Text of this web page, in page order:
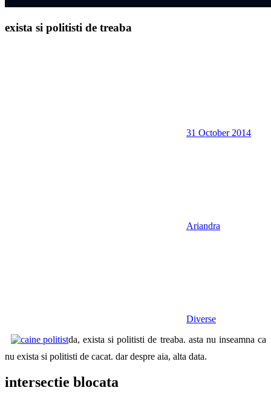
exista si politisti de treaba
31 October 2014
Ariandra
Diverse
da, exista si politisti de treaba. asta nu inseamna ca
nu exista si politisti de cacat. dar despre aia, alta data.
intersectie blocata